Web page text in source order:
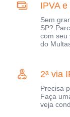
IPVA
Sem
SP?
com seu
do
2ª via
Precisa
Faça
veja